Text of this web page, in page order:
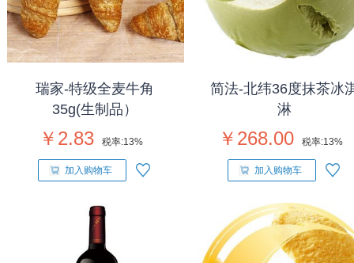
瑞家-特级全麦牛角
35g(生制品）
￥2.83 税率:13%
加入购物车
简法-北纬36度抹茶冰
淋
￥268.00 税率:13%
加入购物车